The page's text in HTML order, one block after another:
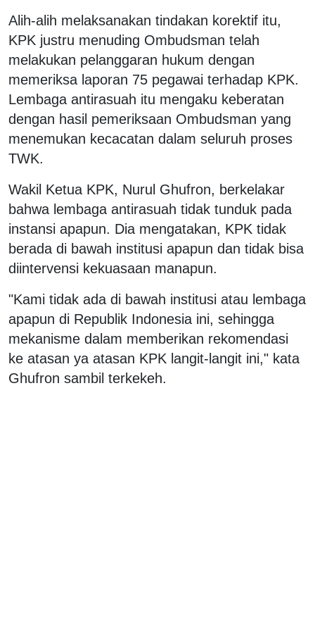
Alih-alih melaksanakan tindakan korektif itu,
KPK justru menuding Ombudsman telah
melakukan pelanggaran hukum dengan
memeriksa laporan 75 pegawai terhadap KPK.
Lembaga antirasuah itu mengaku keberatan
dengan hasil pemeriksaan Ombudsman yang
menemukan kecacatan dalam seluruh proses
TWK.
Wakil Ketua KPK, Nurul Ghufron, berkelakar
bahwa lembaga antirasuah tidak tunduk pada
instansi apapun. Dia mengatakan, KPK tidak
berada di bawah institusi apapun dan tidak bisa
diintervensi kekuasaan manapun.
"Kami tidak ada di bawah institusi atau lembaga
apapun di Republik Indonesia ini, sehingga
mekanisme dalam memberikan rekomendasi
ke atasan ya atasan KPK langit-langit ini," kata
Ghufron sambil terkekeh.